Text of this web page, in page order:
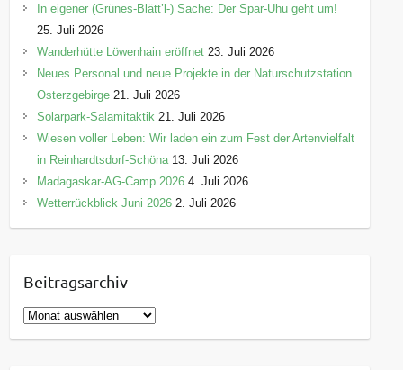
In eigener (Grünes-Blätt’l-) Sache: Der Spar-Uhu geht um!
25. Juli 2026
Wanderhütte Löwenhain eröffnet 23. Juli 2026
Neues Personal und neue Projekte in der Naturschutzstation
Osterzgebirge 21. Juli 2026
Solarpark-Salamitaktik 21. Juli 2026
Wiesen voller Leben: Wir laden ein zum Fest der Artenvielfalt
in Reinhardtsdorf-Schöna 13. Juli 2026
Madagaskar-AG-Camp 2026 4. Juli 2026
Wetterrückblick Juni 2026 2. Juli 2026
Beitragsarchiv
B
e